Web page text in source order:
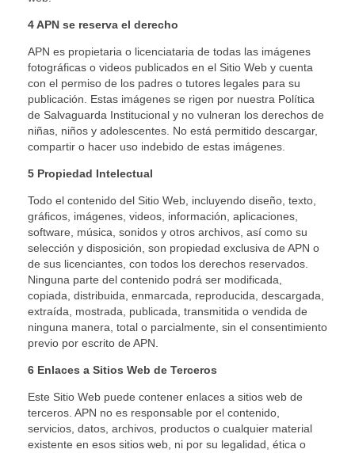
4 APN se reserva el derecho
APN es propietaria o licenciataria de todas las imágenes
fotográficas o videos publicados en el Sitio Web y cuenta
con el permiso de los padres o tutores legales para su
publicación. Estas imágenes se rigen por nuestra Política
de Salvaguarda Institucional y no vulneran los derechos de
niñas, niños y adolescentes. No está permitido descargar,
compartir o hacer uso indebido de estas imágenes.
5 Propiedad Intelectual
Todo el contenido del Sitio Web, incluyendo diseño, texto,
gráficos, imágenes, videos, información, aplicaciones,
software, música, sonidos y otros archivos, así como su
selección y disposición, son propiedad exclusiva de APN o
de sus licenciantes, con todos los derechos reservados.
Ninguna parte del contenido podrá ser modificada,
copiada, distribuida, enmarcada, reproducida, descargada,
extraída, mostrada, publicada, transmitida o vendida de
ninguna manera, total o parcialmente, sin el consentimiento
previo por escrito de APN.
6 Enlaces a Sitios Web de Terceros
Este Sitio Web puede contener enlaces a sitios web de
terceros. APN no es responsable por el contenido,
servicios, datos, archivos, productos o cualquier material
existente en esos sitios web, ni por su legalidad, ética o
404
Not Found
The resource requested could not be found on this server!